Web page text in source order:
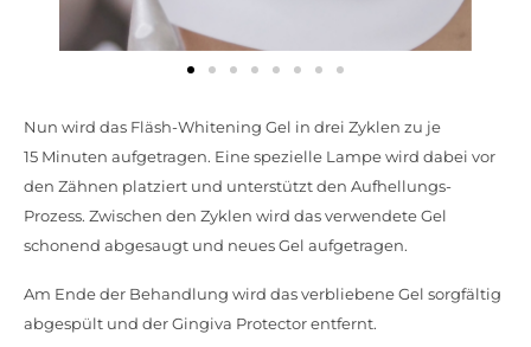
Nun wird das Fläsh-Whitening Gel in drei Zyklen zu je
15 Minuten aufgetragen. Eine spezielle Lampe wird dabei vor
den Zähnen platziert und unterstützt den Aufhellungs-
Prozess. Zwischen den Zyklen wird das verwendete Gel
schonend abgesaugt und neues Gel aufgetragen.
Am Ende der Behandlung wird das verbliebene Gel sorgfältig
abgespült und der Gingiva Protector entfernt.